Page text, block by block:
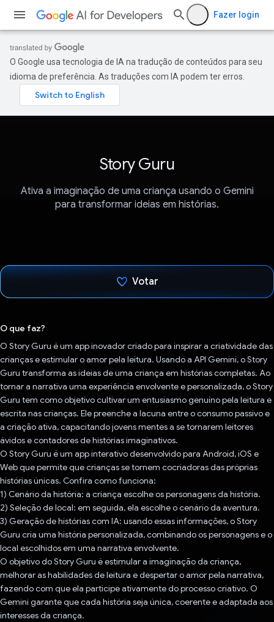
Fazer login
O Google usa tecnologia de IA na tradução de conteúdos para seu
idioma de preferência. As traduções com IA podem ter erros.
Story Guru
Ativa a imaginação de uma criança usando o Gemini
para transformar ideias em histórias.
Votar
O que faz?
O Story Guru é um app inovador criado para inspirar a criatividade das
crianças e estimular o amor pela leitura. Usando a API Gemini, o Story
Guru transforma as ideias de uma criança em histórias completas. Ao
tornar a narrativa uma experiência envolvente e personalizada, o Story
Guru tem como objetivo cultivar um entusiasmo genuíno pela leitura e
escrita nas crianças. Ele preenche a lacuna entre o consumo passivo e
a criação ativa, capacitando jovens mentes a se tornarem leitores
ávidos e contadores de histórias imaginativos.
O Story Guru é um app interativo desenvolvido para Android, iOS e
Web que permite que crianças se tornem cocriadoras das próprias
histórias únicas. Confira como funciona:
1) Cenário da história: a criança escolhe os personagens da história.
2) Seleção de local: em seguida, ela escolhe o cenário da aventura.
3) Geração de histórias com IA: usando essas informações, o Story
Guru cria uma história personalizada, combinando os personagens e o
local escolhidos em uma narrativa envolvente.
O objetivo do Story Guru é estimular a imaginação da criança,
melhorar as habilidades de leitura e despertar o amor pela narrativa,
fazendo com que ela participe ativamente do processo criativo. O
Gemini garante que cada história seja única, coerente e adaptada aos
interesses da criança.